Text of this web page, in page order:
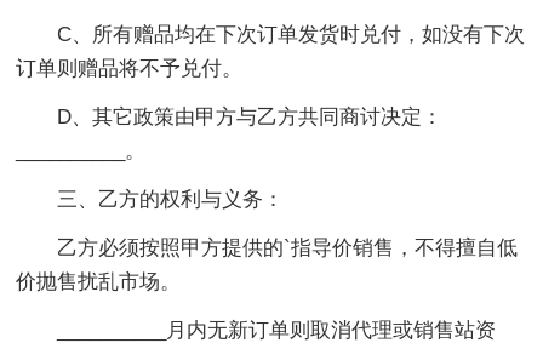
C、所有赠品均在下次订单发货时兑付，如没有下次
订单则赠品将不予兑付。
D、其它政策由甲方与乙方共同商讨决定：
__________。
三、乙方的权利与义务：
乙方必须按照甲方提供的`指导价销售，不得擅自低
价抛售扰乱市场。
__________月内无新订单则取消代理或销售站资